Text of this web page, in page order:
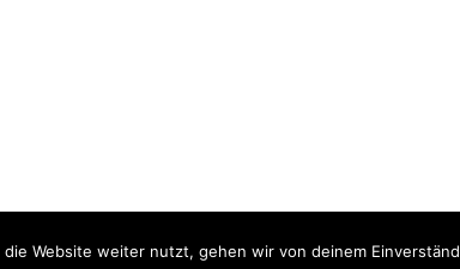
Website weiter nutzt, gehen wir von deinem